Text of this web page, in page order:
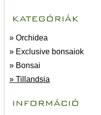
» Orchidea
» Exclusive bonsaiok
» Bonsai
» Tillandsia